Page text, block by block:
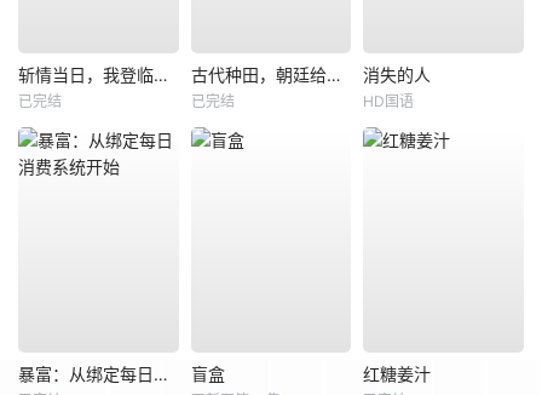
斩情当日，我登临至高
已完结
古代种田，朝廷给我发媳妇
已完结
消失的人
HD国语
暴富：从绑定每日消费系统开始 盲盒 红糖姜汁